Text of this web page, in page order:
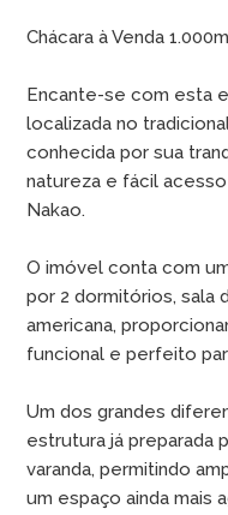
Chácara à Venda
Encante-se com esta
localizada no
conhecida por sua
natureza e fácil
Nakao.
O imóvel conta com
por 2 dormitórios, sala
americana,
funcional e perfeito
Um dos grandes
estrutura já preparada
varanda, permitindo
um espaço ainda mais